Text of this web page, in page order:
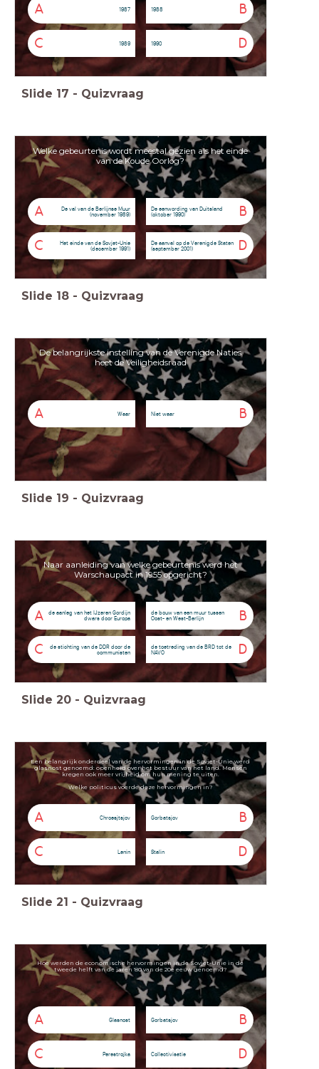
A 1987 B
1988
C 1989 D
1990
Slide 17 - Quizvraag
Welke gebeurtenis wordt meestal gezien als het einde
van de Koude Oorlog?
A
De val van de Berlijnse Muur
(november 1989)
B
De eenwording van Duitsland
(oktober 1990)
C
Het einde van de Sovjet-Unie
(december 1991)
D
De aanval op de Verenigde Staten
(september 2001)
Slide 18 - Quizvraag
De belangrijkste instelling van de Verenigde Naties
heet de Veiligheidsraad
A Waar B
Niet waar
Slide 19 - Quizvraag
Naar aanleiding van welke gebeurtenis werd het
Warschaupact in 1955 opgericht?
A
de aanleg van het IJzeren Gordijn
dwars door Europa
B
de bouw van een muur tussen
Oost- en West-Berlijn
C
de stichting van de DDR door de
communisten
D
de toetreding van de BRD tot de
NAVO
Slide 20 - Quizvraag
Een belangrijk onderdeel van de hervormingen in de Sovjet-Unie werd
glasnost genoemd: openheid over het bestuur van het land. Mensen
kregen ook meer vrijheid om hun mening te uiten.
Welke politicus voerde deze hervormingen in?
A Chroesjtsjov B
Gorbatsjov
C Lenin D
Stalin
Slide 21 - Quizvraag
Hoe werden de economische hervormingen in de Sovjet-Unie in de
tweede helft van de jaren '80 van de 20e eeuw genoemd?
A Glasnost B
Gorbatsjov
C Perestrojka D
Collectivisatie